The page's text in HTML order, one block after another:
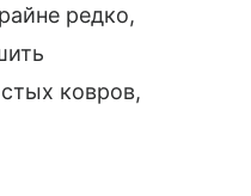
редко,
ковров,